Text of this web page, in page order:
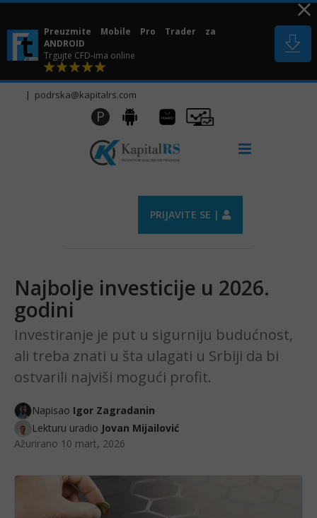
Skip
content
Preuzmite Mobile Pro Trader za
ANDROID
Trgujte CFD-ima online
| podrska@kapitalrs.com
P Android
Huawei
AppGallery
Pro
Trader
PRIJAVITE SE |
Najbolje investicije u 2026.
godini
Investiranje je put u sigurniju budućnost,
ali treba znati u šta ulagati u Srbiji da bi
ostvarili najviši mogući profit.
Napisao Igor Zagradanin
Lekturu uradio Jovan Mijailović
Ažurirano 10 mart, 2026